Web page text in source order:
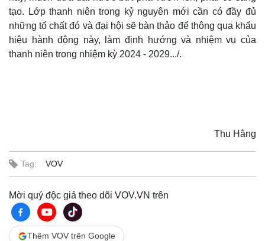
Văn hóa
Sân khấu - Điện ảnh
Văn học
Âm nhạc
Di sản
Nghệ sĩ
Thời trang
tạo. Lớp thanh niên trong kỷ nguyên mới cần có đầy đủ
những tố chất đó và đại hội sẽ bàn thảo để thông qua khẩu
hiệu hành động này, làm định hướng và nhiệm vụ của
thanh niên trong nhiệm kỳ 2024 - 2029.../.
Thu Hằng
Tag: VOV
Mời quý độc giả theo dõi VOV.VN trên
Thêm VOV trên Google